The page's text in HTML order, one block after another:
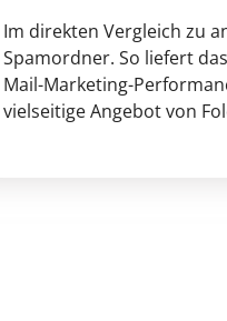
Im direkten Vergleich zu
Spamordner. So liefert
Mail-Marketing-
vielseitige Angebot von